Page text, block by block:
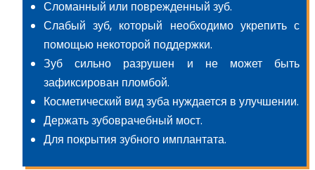
Сломанный или поврежденный зуб.
Слабый зуб, который необходимо укрепить с
помощью некоторой поддержки.
Зуб сильно разрушен и не может быть
зафиксирован пломбой.
Косметический вид зуба нуждается в улучшении.
Держать зубоврачебный мост.
Для покрытия зубного имплантата.